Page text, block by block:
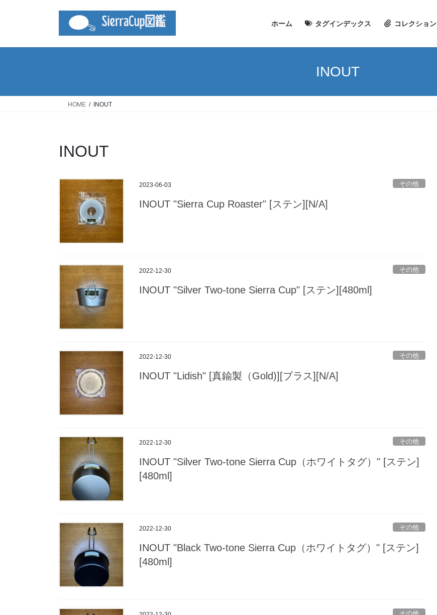
ホーム タグインデックス コレクション
INOUT
HOME INOUT
INOUT
2023-06-03 その他
INOUT "Sierra Cup Roaster" [ステン][N/A]
2022-12-30 その他
INOUT "Silver Two-tone Sierra Cup" [ステン][480ml]
2022-12-30 その他
INOUT "Lidish" [真鍮製（Gold)][ブラス][N/A]
2022-12-30 その他
INOUT "Silver Two-tone Sierra Cup（ホワイトタグ）" [ステン]
[480ml]
2022-12-30 その他
INOUT "Black Two-tone Sierra Cup（ホワイトタグ）" [ステン]
[480ml]
その他